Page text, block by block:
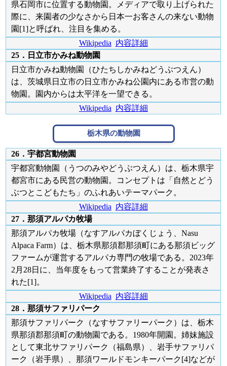
県石岡市に位置する動物園。メディアで取り上げられた
際に、来園者の少なさから日本一お客さんの来ない動物
園[1]と呼ばれ、注目を集める。
Wikipedia 内容詳細
25．日立市かみね動物園
日立市かみね動物園（ひたちしかみねどうぶつえん）
は、茨城県日立市の日立市かみね公園内にある市営の動
物園。園内からは太平洋を一望できる。
Wikipedia 内容詳細
栃木県の動物園
26．宇都宮動物園
宇都宮動物園（うつのみやどうぶつえん）は、栃木県宇
都宮市にある民営の動物園。コンセプトは「自然とどう
ぶつとこどもたち」のふれあいテーマパーク。
Wikipedia 内容詳細
27．那須アルパカ牧場
那須アルパカ牧場（なすアルパカぼくじょう、Nasu
Alpaca Farm）は、栃木県那須郡那須町にある那須ビッグ
ファームが運営するアルパカ専門の牧場である。2023年
2月28日に、当年度をもって営業終了することが発表さ
れた[1]。
Wikipedia 内容詳細
28．那須サファリパーク
那須サファリパーク（なすサファリーパーク）は、栃木
県那須郡那須町の動物園である。1980年開園。姉妹施設
として東北サファリパーク（福島県）、岩手サファリパ
ーク（岩手県）、那須ワールドモンキーパーク[4]などが